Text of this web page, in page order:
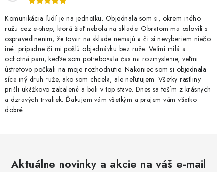
Komunikácia ľudí je na jednotku. Objednala som si, okrem iného,
ružu cez e-shop, ktorá žiaľ nebola na sklade. Obratom ma oslovili s
ospravedlnením, že tovar na sklade nemajú a či si nevyberiem niečo
iné, prípadne či mi pošlú objednávku bez ruže. Veľmi milá a
ochotná pani, keďže som potrebovala čas na rozmyslenie, veľmi
ústretovo počkali na moje rozhodnutie. Nakoniec som si objednala
síce iný druh ruže, ako som chcela, ale neľutujem. Všetky rastliny
prišli ukážkovo zabalené a boli v top stave. Dnes sa teším z krásnych
a dzravých trvaliek. Ďakujem vám všetkým a prajem vám všetko
dobré.
Aktuálne novinky a akcie na váš e-mail